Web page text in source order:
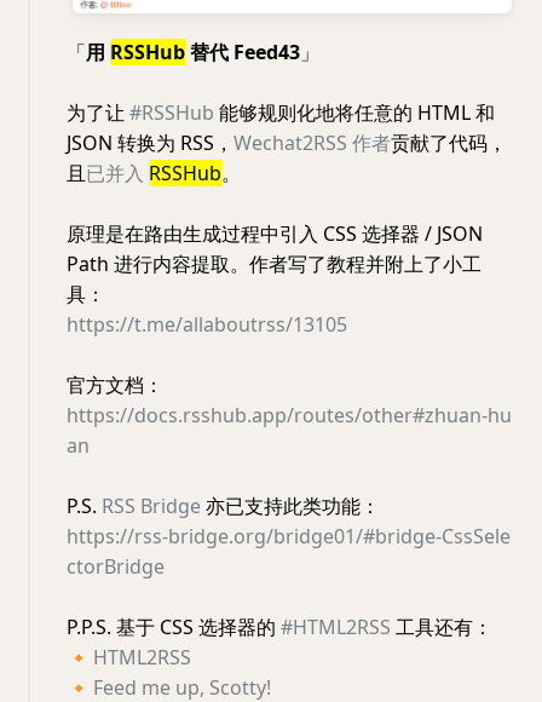
「用 RSSHub替代 Feed43 」
为了让 #RSSHub 能够规则化地将任意的 HTML 和
JSON 转换为 RSS， Wechat2RSS 作者贡献了代码，
且已并入 RSSHub。
原理是在路由生成过程中引入 CSS 选择器 / JSON
Path 进行内容提取。作者写了教程并附上了小工
具：
https://t.me/allaboutrss/13105
官方文档：
https://docs.rsshub.app/routes/other#zhuan-hu
an
P.S. RSS Bridge亦已支持此类功能：
https://rss-bridge.org/bridge01/#bridge-CssSele
ctorBridge
P.P.S. 基于 CSS 选择器的 #HTML2RSS 工具还有：
🔸 HTML2RSS
🔸 Feed me up, Scotty!